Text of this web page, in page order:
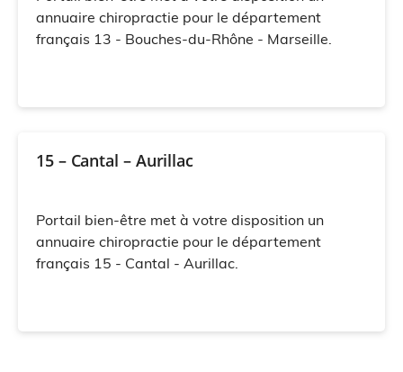
annuaire chiropractie pour le département
français 13 - Bouches-du-Rhône - Marseille.
15 – Cantal – Aurillac
Portail bien-être met à votre disposition un
annuaire chiropractie pour le département
français 15 - Cantal - Aurillac.